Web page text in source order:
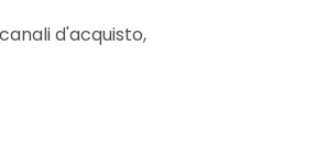
d'acquisto,